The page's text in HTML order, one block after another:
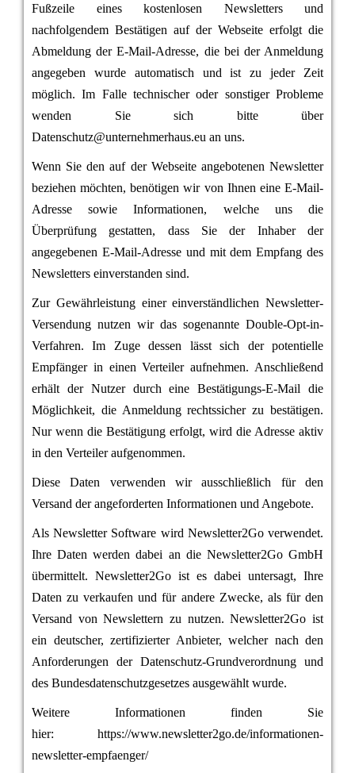
Fußzeile eines kostenlosen Newsletters und
nachfolgendem Bestätigen auf der Webseite erfolgt die
Abmeldung der E-Mail-Adresse, die bei der Anmeldung
angegeben wurde automatisch und ist zu jeder Zeit
möglich. Im Falle technischer oder sonstiger Probleme
wenden Sie sich bitte über
Datenschutz@unternehmerhaus.eu an uns.
Wenn Sie den auf der Webseite angebotenen Newsletter
beziehen möchten, benötigen wir von Ihnen eine E-Mail-
Adresse sowie Informationen, welche uns die
Überprüfung gestatten, dass Sie der Inhaber der
angegebenen E-Mail-Adresse und mit dem Empfang des
Newsletters einverstanden sind.
Zur Gewährleistung einer einverständlichen Newsletter-
Versendung nutzen wir das sogenannte Double-Opt-in-
Verfahren. Im Zuge dessen lässt sich der potentielle
Empfänger in einen Verteiler aufnehmen. Anschließend
erhält der Nutzer durch eine Bestätigungs-E-Mail die
Möglichkeit, die Anmeldung rechtssicher zu bestätigen.
Nur wenn die Bestätigung erfolgt, wird die Adresse aktiv
in den Verteiler aufgenommen.
Diese Daten verwenden wir ausschließlich für den
Versand der angeforderten Informationen und Angebote.
Als Newsletter Software wird Newsletter2Goverwendet.
Ihre Daten werden dabei an die Newsletter2Go GmbH
übermittelt. Newsletter2Go ist es dabei untersagt, Ihre
Daten zu verkaufen und für andere Zwecke, als für den
Versand von Newslettern zu nutzen. Newsletter2Go ist
ein deutscher, zertifizierter Anbieter, welcher nach den
Anforderungen der Datenschutz-Grundverordnung und
des Bundesdatenschutzgesetzes ausgewählt wurde.
Weitere Informationen finden Sie
hier: https://www.newsletter2go.de/informationen-
newsletter-empfaenger/